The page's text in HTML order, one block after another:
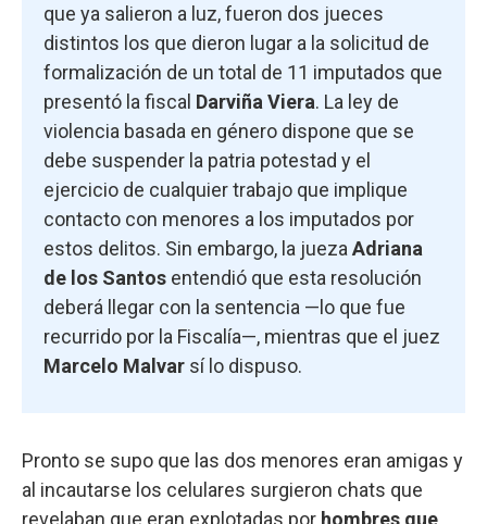
que ya salieron a luz, fueron dos jueces
distintos los que dieron lugar a la solicitud de
formalización de un total de 11 imputados que
presentó la fiscal Darviña Viera. La ley de
violencia basada en género dispone que se
debe suspender la patria potestad y el
ejercicio de cualquier trabajo que implique
contacto con menores a los imputados por
estos delitos. Sin embargo, la jueza Adriana
de los Santos entendió que esta resolución
deberá llegar con la sentencia —lo que fue
recurrido por la Fiscalía—, mientras que el juez
Marcelo Malvar sí lo dispuso.
Pronto se supo que las dos menores eran amigas y
al incautarse los celulares surgieron chats que
revelaban que eran explotadas por hombres que